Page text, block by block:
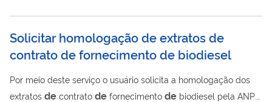
Solicitar homologação de extratos de
contrato de fornecimento de biodiesel
Por meio deste serviço o usuário solicita a homologação dos
extratos de contrato de fornecimento de biodiesel pela ANP.